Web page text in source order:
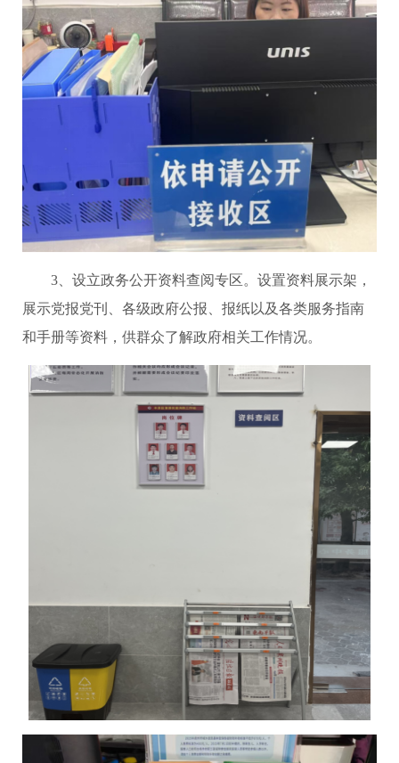
3、设立政务公开资料查阅专区。设置资料展示架，
展示党报党刊、各级政府公报、报纸以及各类服务指南
和手册等资料，供群众了解政府相关工作情况。